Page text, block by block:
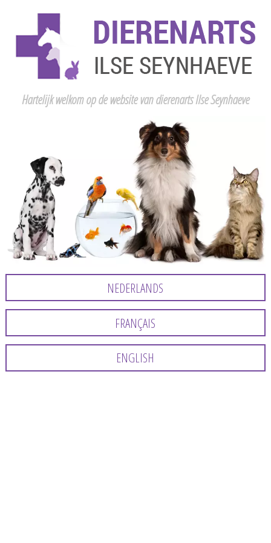
Hartelijk welkom op de website van dierenarts Ilse Seynhaeve
NEDERLANDS
FRANÇAIS
ENGLISH